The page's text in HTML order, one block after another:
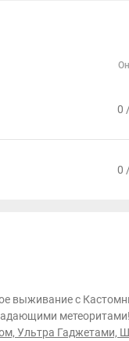
0
0
выживание с
Ультра Гаджетами,